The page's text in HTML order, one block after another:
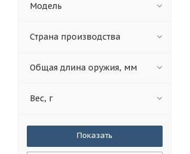
Модель
Страна производства
Общая длина оружия, мм
Вес, г